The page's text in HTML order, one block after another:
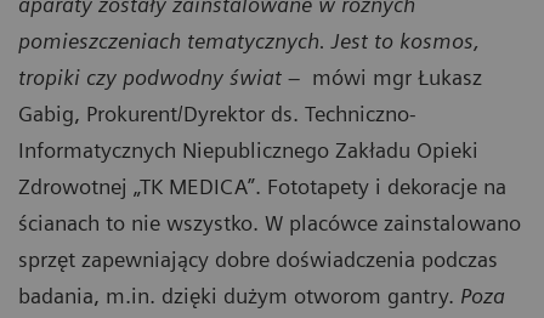
pomieszczeniach tematycznych. Jest to kosmos,
tropiki czy podwodny świat – mówi mgr Łukasz
Gabig, Prokurent/Dyrektor ds. Techniczno-
Informatycznych Niepublicznego Zakładu Opieki
Zdrowotnej „TK MEDICA”. Fototapety i dekoracje na
ścianach to nie wszystko. W placówce zainstalowano
sprzęt zapewniający dobre doświadczenia podczas
badania, m.in. dzięki dużym otworom gantry. Poza